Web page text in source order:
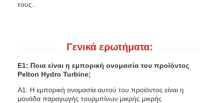
τους..
Γενικά ερωτήματα:
Ε1: Ποια είναι η εμπορική ονομασία του προϊόντος
Pelton Hydro Turbine;
Α1: Η εμπορική ονομασία αυτού του προϊόντος είναι η
μονάδα παραγωγής τουρμπίνων μικρής μικρής